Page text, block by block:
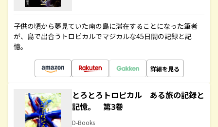
子供の頃から夢見ていた南の島に滞在することになった筆者
が、島で出合うトロピカルでマジカルな45日間の記録と記
憶。
詳細を見る
とろとろトロピカル ある旅の記録と
記憶。 第3巻
D-Books